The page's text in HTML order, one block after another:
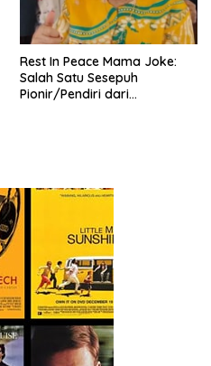
Rest In Peace Mama Joke:
Salah Satu Sesepuh
Pionir/Pendiri dari